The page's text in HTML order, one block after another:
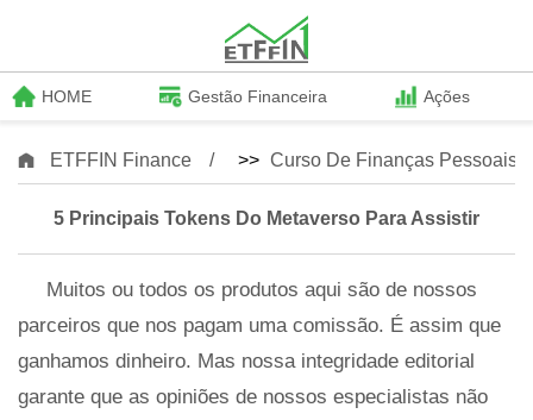
HOME Gestão Financeira Ações
ETFFIN Finance >> Curso De Finanças Pessoais
5 Principais Tokens Do Metaverso Para Assistir
Muitos ou todos os produtos aqui são de nossos
parceiros que nos pagam uma comissão. É assim que
ganhamos dinheiro. Mas nossa integridade editorial
garante que as opiniões de nossos especialistas não